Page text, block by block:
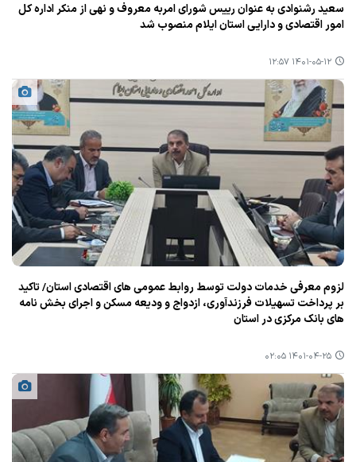
سعید رشنوادی به عنوان رییس شورای امربه معروف و نهی از منكر اداره كل
امور اقتصادی و دارایی استان ایلام منصوب شد
۱۴۰۱-۰۵-۱۲ ۱۲:۵۷
لزوم معرفی خدمات دولت توسط روابط عمومی های اقتصادی استان/ تاكید
بر پرداخت تسهیلات فرزندآوری، ازدواج و ودیعه مسكن و اجرای بخش نامه
های بانك مركزی در استان
۱۴۰۱-۰۴-۲۵ ۰۲:۰۵